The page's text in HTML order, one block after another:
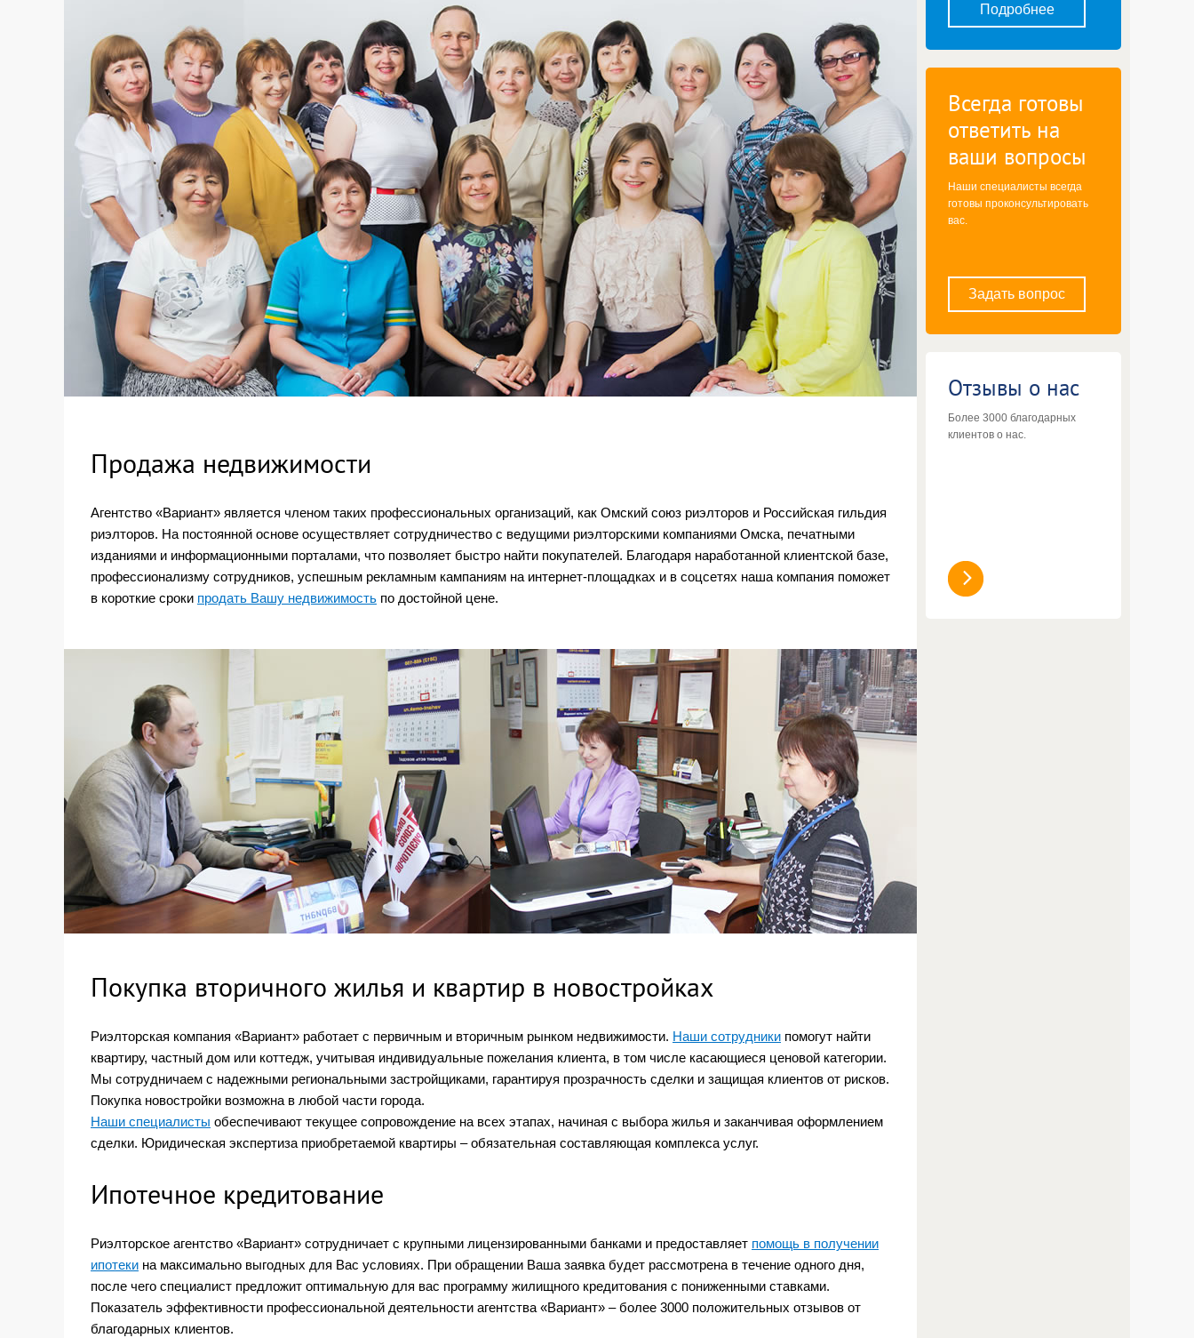
Продажа недвижимости
Агентство «Вариант» является членом таких профессиональных организаций, как Омский союз риэлторов и Российская гильдия
риэлторов. На постоянной основе осуществляет сотрудничество с ведущими риэлторскими компаниями Омска, печатными
изданиями и информационными порталами, что позволяет быстро найти покупателей. Благодаря наработанной клиентской базе,
профессионализму сотрудников, успешным рекламным кампаниям на интернет-площадках и в соцсетях наша компания поможет
в короткие сроки продать Вашу недвижимость по достойной цене.
Покупка вторичного жилья и квартир в новостройках
Риэлторская компания «Вариант» работает с первичным и вторичным рынком недвижимости. Наши сотрудники помогут найти
квартиру, частный дом или коттедж, учитывая индивидуальные пожелания клиента, в том числе касающиеся ценовой категории.
Мы сотрудничаем с надежными региональными застройщиками, гарантируя прозрачность сделки и защищая клиентов от рисков.
Покупка новостройки возможна в любой части города.
Наши специалисты обеспечивают текущее сопровождение на всех этапах, начиная с выбора жилья и заканчивая оформлением
сделки. Юридическая экспертиза приобретаемой квартиры – обязательная составляющая комплекса услуг.
Ипотечное кредитование
Риэлторское агентство «Вариант» сотрудничает с крупными лицензированными банками и предоставляет помощь в получении
ипотеки на максимально выгодных для Вас условиях. При обращении Ваша заявка будет рассмотрена в течение одного дня,
после чего специалист предложит оптимальную для вас программу жилищного кредитования с пониженными ставками.
Показатель эффективности профессиональной деятельности агентства «Вариант» – более 3000 положительных отзывов от
благодарных клиентов.
Подробнее
Всегда готовы
ответить на
ваши вопросы
Наши специалисты всегда
готовы проконсультировать
вас.
Задать вопрос
Отзывы о нас
Более 3000 благодарных
клиентов о нас.